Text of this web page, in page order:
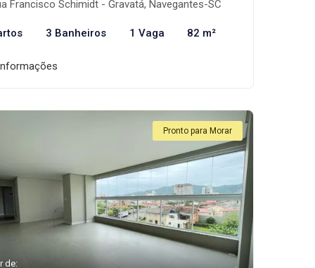
Francisco Schimidt - Gravatá, Navegantes-SC
3 Banheiros 1 Vaga 82 m²
Pronto para Morar
de: